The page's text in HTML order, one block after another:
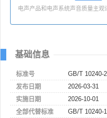
电声产品和电声系统声音质量主
基础信息
标准号
GB/T 10240-
发布日期
2026-03-31
实施日期
2026-10-01
全部代替标准
GB/T 10240-